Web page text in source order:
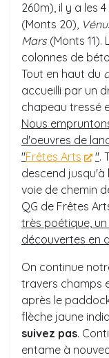
260m), il y a les
(Monts 20),
Mars (Monts
colonnes de
Tout en haut du
accueilli par un
chapeau tressé
Nous
d'oeuvres de
"Frêtes Arts ".
descend jusqu'à
voie de chemin
QG de Frêtes
très poétique,
découvertes en
On continue
travers champs
après le
flèche jaune
suivez pas.
entame à